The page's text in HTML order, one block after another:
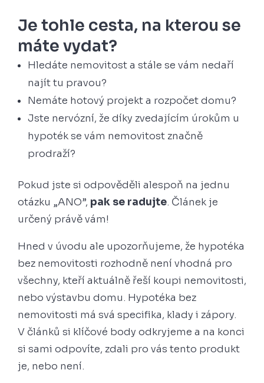
Je tohle cesta, na kterou se
máte vydat?
Hledáte nemovitost a stále se vám nedaří
najít tu pravou?
Nemáte hotový projekt a rozpočet domu?
Jste nervózní, že díky zvedajícím úrokům u
hypoték se vám nemovitost značně
prodraží?
Pokud jste si odpověděli alespoň na jednu
otázku „ANO”, pak se radujte. Článek je
určený právě vám!
Hned v úvodu ale upozorňujeme, že hypotéka
bez nemovitosti rozhodně není vhodná pro
všechny, kteří aktuálně řeší koupi nemovitosti,
nebo výstavbu domu. Hypotéka bez
nemovitosti má svá specifika, klady i zápory.
V článků si klíčové body odkryjeme a na konci
si sami odpovíte, zdali pro vás tento produkt
je, nebo není.